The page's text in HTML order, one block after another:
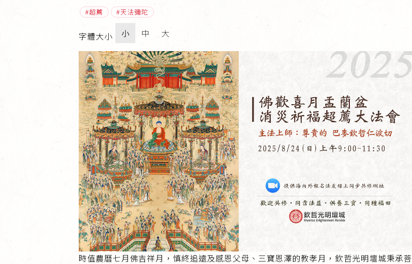
超薦 天法彌陀
字體大小 小 中 大
時值農曆七月佛吉祥月，慎終追遠及感恩父母、三寶恩澤的教孝月，欽哲光明壇城秉承菩